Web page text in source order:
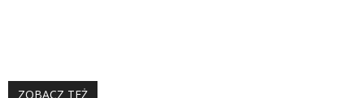
ZOBACZ TEŻ